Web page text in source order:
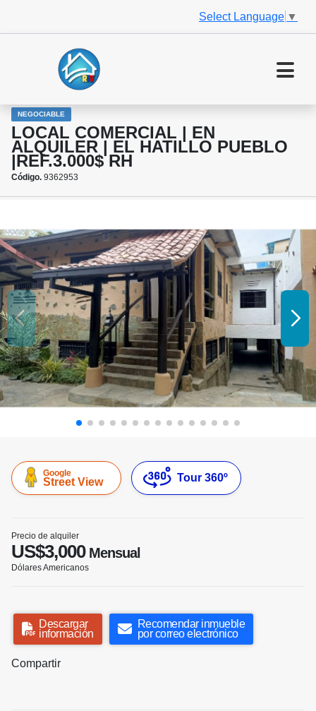
Select Language ▼
NEGOCIABLE
LOCAL COMERCIAL | EN
ALQUILER | EL HATILLO PUEBLO
|REF.3.000$ RH
Código. 9362953
Google
Street View Tour 360º
Precio de alquiler
US$3,000Mensual
Dólares Americanos
Descargar
información
Recomendar inmueble
por correo electrónico
Compartir